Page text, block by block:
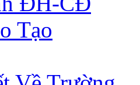
Tạo